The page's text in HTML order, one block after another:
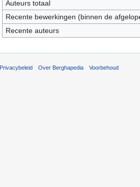
Auteurs totaal
Recente bewerkingen (binnen de
Recente auteurs
Privacybeleid Over Berghapedia Voorbehoud